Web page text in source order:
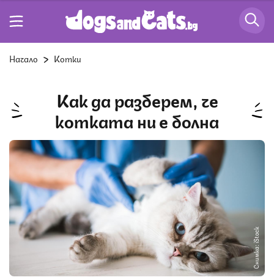
Начало Котки
Как да разберем, че
котката ни е болна
Снимка: iStock